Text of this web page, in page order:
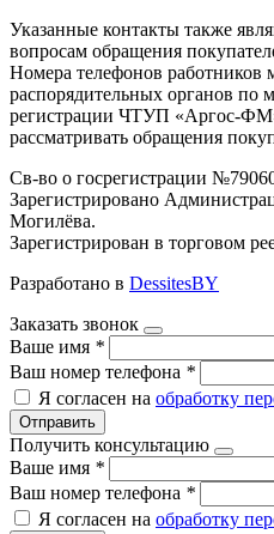
Указанные контакты также
вопросам обращения
Номера телефонов работников
распорядительных органов по
регистрации ЧТУП «Аргос-
рассматривать обращения
Св-во о госрегистрации
Зарегистрировано
Могилёва.
Зарегистрирован в торговом
Разработано в DessitesBY
Заказать звонок
Ваше имя *
Ваш номер телефона *
Я согласен на обработку
Отправить
Получить консультацию
Ваше имя *
Ваш номер телефона *
Я согласен на обработку